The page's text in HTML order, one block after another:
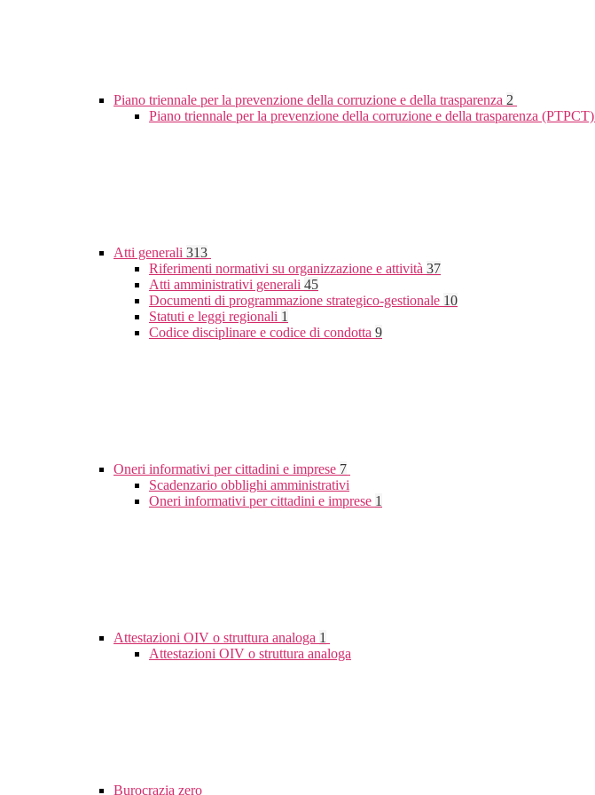
Piano triennale per la prevenzione della corruzione e della trasparenza 2
Piano triennale per la prevenzione della corruzione e della trasparenza (PTPCT)
Atti generali 313
Riferimenti normativi su organizzazione e attività 37
Atti amministrativi generali 45
Documenti di programmazione strategico-gestionale 10
Statuti e leggi regionali 1
Codice disciplinare e codice di condotta 9
Oneri informativi per cittadini e imprese 7
Scadenzario obblighi amministrativi
Oneri informativi per cittadini e imprese 1
Attestazioni OIV o struttura analoga 1
Attestazioni OIV o struttura analoga
Burocrazia zero